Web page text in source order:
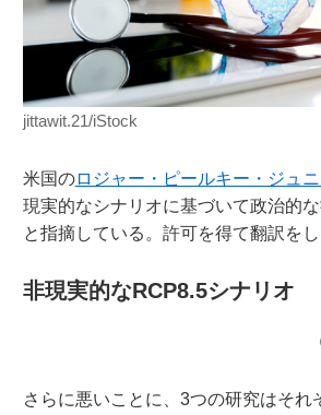
jittawit.21/iStock
米国のロジャー・ピールキー・ジュ
現実的なシナリオに基づいて政治的な
と指摘している。許可を得て翻訳をし
非現実的なRCP8.5シナリオ
さらに悪いことに、3つの研究はそれ